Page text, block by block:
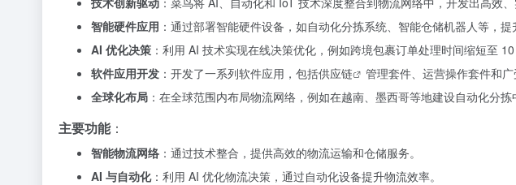
智能硬件应用 ：通过部署智能硬件设备，如自动化分拣系统、智能仓储机器人等，提
AI 优化决策 ：利用 AI 技术实现在线决策优化，例如跨境包裹订单处理时间缩短至
软件应用开发 ：开发了一系列软件应用，包括供应链
管理套件、运营操作套件和
全球化布局 ：在全球范围内布局物流网络，例如在越南、墨西哥等地建设自动化分
主要功能：
智能物流网络 ：通过技术整合，提供高效的物流运输和仓储服务。
AI 与自动化：利用 AI 优化物流决策，通过自动化设备提升物流效率。